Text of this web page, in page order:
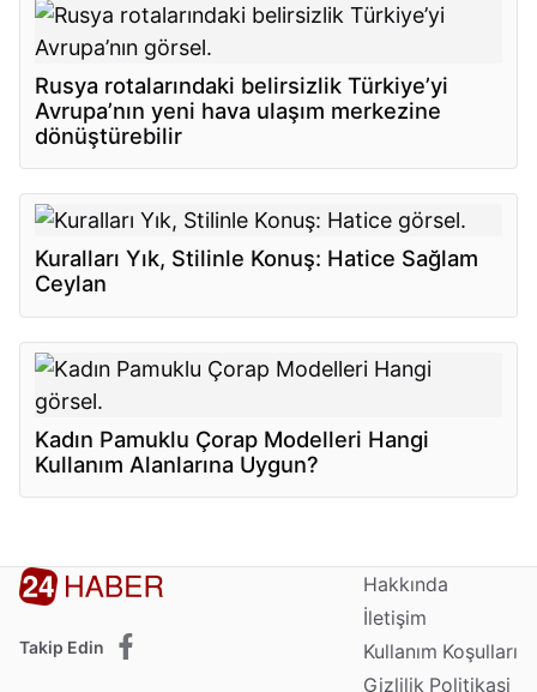
Rusya rotalarındaki belirsizlik Türkiye’yi
Avrupa’nın yeni hava ulaşım merkezine
dönüştürebilir
Kuralları Yık, Stilinle Konuş: Hatice Sağlam
Ceylan
Kadın Pamuklu Çorap Modelleri Hangi
Kullanım Alanlarına Uygun?
Takip Edin
Hakkında
İletişim
Kullanım Koşulları
Gizlilik Politikasi